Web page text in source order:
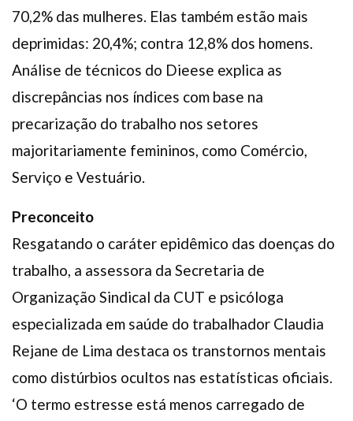
70,2% das mulheres. Elas também estão mais
deprimidas: 20,4%; contra 12,8% dos homens.
Análise de técnicos do Dieese explica as
discrepâncias nos índices com base na
precarização do trabalho nos setores
majoritariamente femininos, como Comércio,
Serviço e Vestuário.
Preconceito
Resgatando o caráter epidêmico das doenças do
trabalho, a assessora da Secretaria de
Organização Sindical da CUT e psicóloga
especializada em saúde do trabalhador Claudia
Rejane de Lima destaca os transtornos mentais
como distúrbios ocultos nas estatísticas oficiais.
‘O termo estresse está menos carregado de